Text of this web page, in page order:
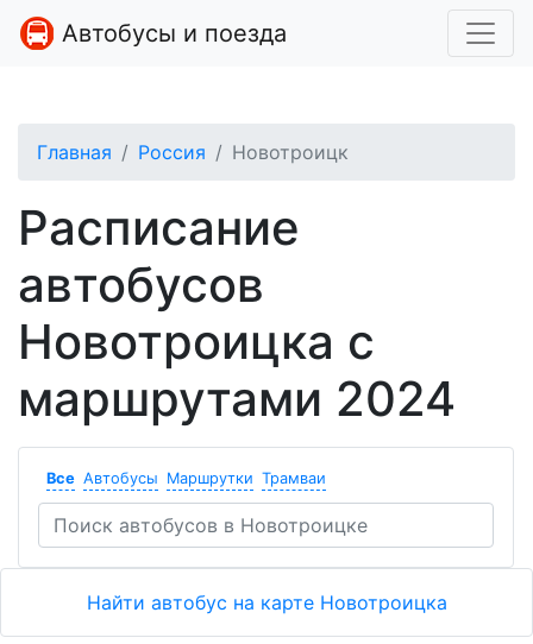
Автобусы и поезда
Главная Россия Новотроицк
Расписание
автобусов
Новотроицка с
маршрутами 2024
Все Автобусы Маршрутки Трамваи
Найти автобус на карте Новотроицка